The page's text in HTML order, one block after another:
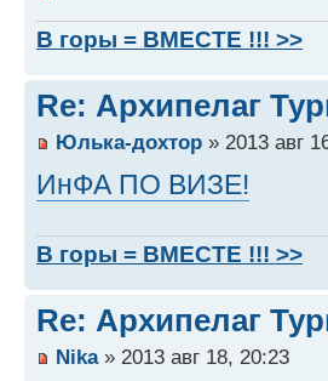
В горы = ВМЕСТЕ !!! >>
Re: Архипелаг
Юлька-дохтор » 2013 авг
ИнФА ПО ВИЗЕ!
В горы = ВМЕСТЕ !!! >>
Re: Архипелаг
Nika» 2013 авг 18, 20:23